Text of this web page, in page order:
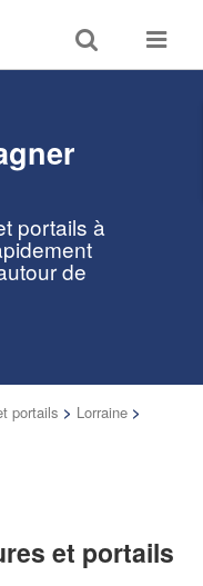
Toggle
search
Toggle
portails à
de
portails > Lorraine >
et portails